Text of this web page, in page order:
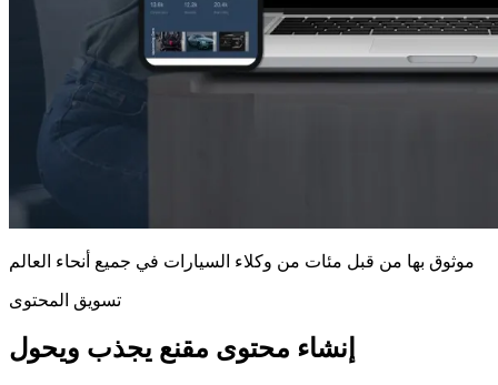
موثوق بها من قبل مئات من وكلاء السيارات في جميع أنحاء العالم
تسويق المحتوى
إنشاء محتوى مقنع يجذب ويحول